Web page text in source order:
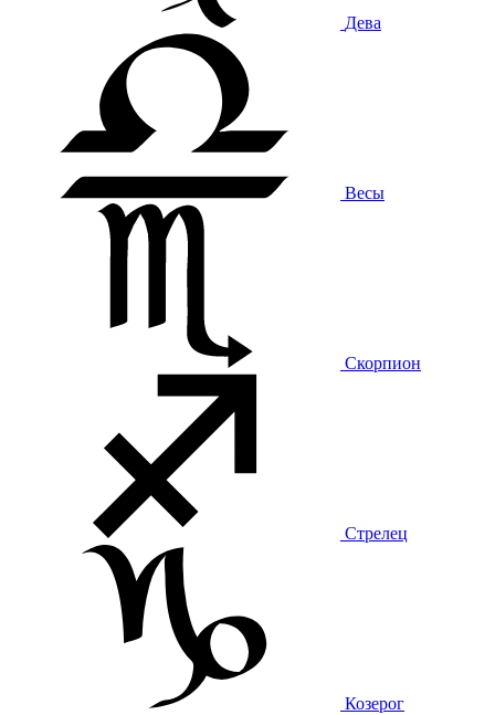
Дева
Весы
Скорпион
Стрелец
Козерог